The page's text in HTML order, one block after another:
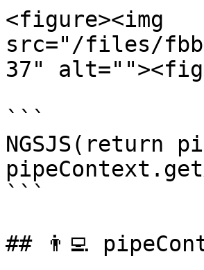
<figure><img
src="/files/
37"
```
NGSJS(return
```
## 👨‍💻️